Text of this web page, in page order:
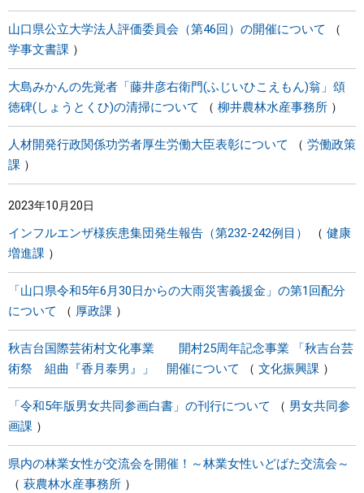
山口県公立大学法人評価委員会（第46回）の開催について
学事文書課
大島みかんの先覚者「藤井彦右衛門(ふじいひこえもん)翁」頌
徳碑(しょうとくひ)の清掃について
柳井農林水産事務所
人材開発行政関係功労者厚生労働大臣表彰について
労働政策
課
2023年10月20日
インフルエンザ様疾患集団発生報告（第232-242例目）
健康
増進課
「山口県令和5年6月30日からの大雨災害義援金」の第1回配分
について
厚政課
秋吉台国際芸術村文化事業 開村25周年記念事業 「秋吉台芸
術祭 組曲『香月泰男』」 開催について
文化振興課
「令和5年版男女共同参画白書」の刊行について
男女共同参
画課
県内の林業女性が交流会を開催！～林業女性いどばた交流会～
萩農林水産事務所